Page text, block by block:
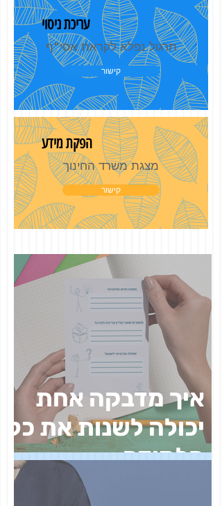
עריכת ניסוי
תרגול נפלא לקראת אסי"ף
קישור
הפקת מידע
מצגת משרד החינוך
קישור
איך מדבקה אחת
יכולה לשנות את כל
הלמידה